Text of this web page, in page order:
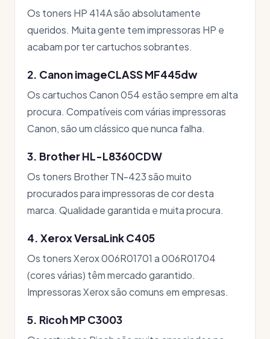
Os toners HP 414A são absolutamente
queridos. Muita gente tem impressoras HP e
acabam por ter cartuchos sobrantes.
2. Canon imageCLASS MF445dw
Os cartuchos Canon 054 estão sempre em alta
procura. Compatíveis com várias impressoras
Canon, são um clássico que nunca falha.
3. Brother HL-L8360CDW
Os toners Brother TN-423 são muito
procurados para impressoras de cor desta
marca. Qualidade garantida e muita procura.
4. Xerox VersaLink C405
Os toners Xerox 006R01701 a 006R01704
(cores várias) têm mercado garantido.
Impressoras Xerox são comuns em empresas.
5. Ricoh MP C3003